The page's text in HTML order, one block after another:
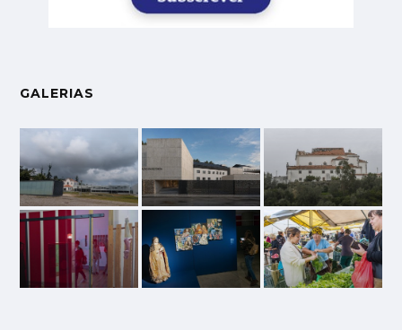
GALERIAS